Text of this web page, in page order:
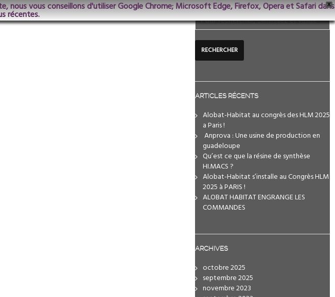
X
nous vous conseillons d'utiliser Google Chrome; Microsoft Edge, Firefox, Opera et Safari dans
récentes.
ARTICLES RÉCENTS
Alobat-Habitat au congrès des HLM 2025
a Paris !
️ Anprova : Une usine de production en
guadeloupe
Qu’est ce que la résine de synthèse
HI.MACS ?
Alobat-Habitat s’installe au Congrès HLM
2025 à PARIS !
ALOBAT HABITAT ENGRANGE LES
COMMANDES
ARCHIVES
octobre 2025
septembre 2025
novembre 2023